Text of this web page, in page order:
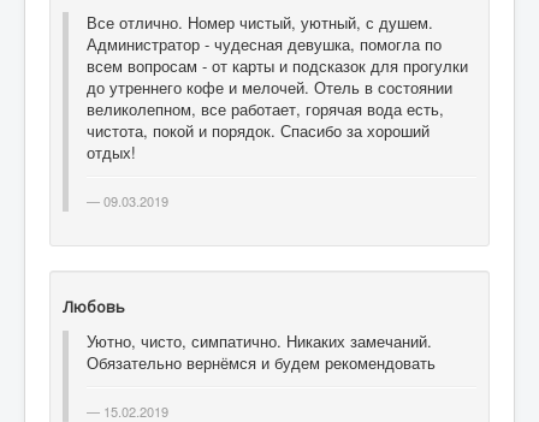
Все отлично. Номер чистый, уютный, с душем.
Администратор - чудесная девушка, помогла по
всем вопросам - от карты и подсказок для прогулки
до утреннего кофе и мелочей. Отель в состоянии
великолепном, все работает, горячая вода есть,
чистота, покой и порядок. Спасибо за хороший
отдых!
09.03.2019
Любовь
Уютно, чисто, симпатично. Никаких замечаний.
Обязательно вернёмся и будем рекомендовать
15.02.2019